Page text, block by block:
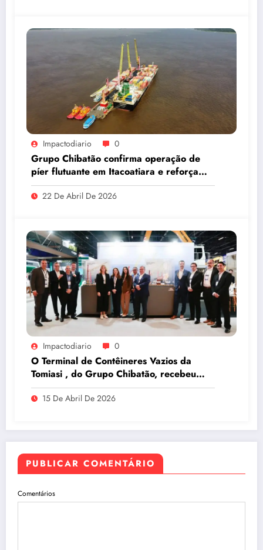
Impactodiario 0
Grupo Chibatão confirma operação de
píer flutuante em Itacoatiara e reforça
compromisso com a solução logística para
o Amazonas
22 De Abril De 2026
Impactodiario 0
O Terminal de Contêineres Vazios da
Tomiasi , do Grupo Chibatão, recebeu
prêmio da Log-In na Intermodal South
America 2026, em São Paulo
15 De Abril De 2026
PUBLICAR COMENTÁRIO
Comentários